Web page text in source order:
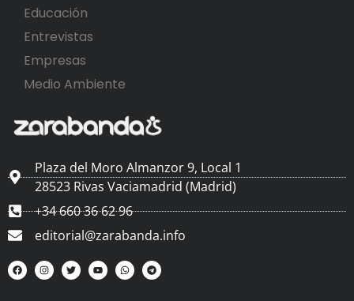
Educación
Entrevistas
Empresas
Medio Ambiente
Plaza del Moro Almanzor 9, Local 1
28523 Rivas Vaciamadrid (Madrid)
+34 660 36 62 96
editorial@zarabanda.info